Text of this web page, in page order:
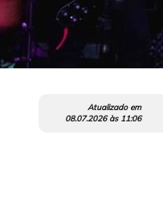
Atualizado em
08.07.2026às 11:06